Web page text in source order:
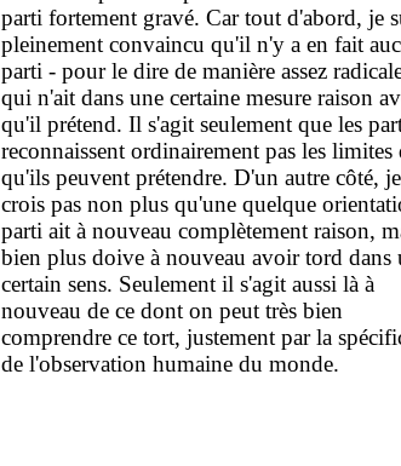
parti fortement gravé. Car tout d'abord, je
pleinement convaincu qu'il n'y a en fait
parti - pour le dire de manière assez
qui n'ait dans une certaine mesure raison
qu'il prétend. Il s'agit seulement que les
reconnaissent ordinairement pas les limites
qu'ils peuvent prétendre. D'un autre côté,
crois pas non plus qu'une quelque
parti ait à nouveau complètement raison,
bien plus doive à nouveau avoir tord dans
certain sens. Seulement il s'agit aussi là à
nouveau de ce dont on peut très bien
comprendre ce tort, justement par la
de l'observation humaine du monde.